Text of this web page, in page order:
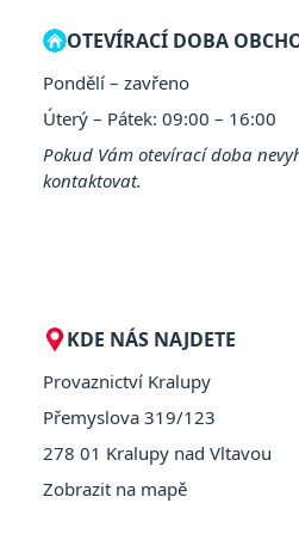
OTEVÍRACÍ DOBA
Pondělí – zavřeno
Úterý – Pátek: 09:00 – 16:00
Pokud Vám otevírací doba
kontaktovat.
KDE NÁS NAJDETE
Provaznictví Kralupy
Přemyslova 319/123
278 01 Kralupy nad Vltavou
Zobrazit na mapě